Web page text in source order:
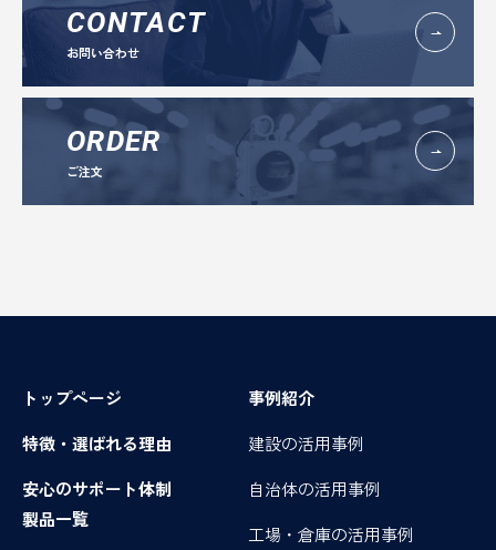
CONTACT
お問い合わせ
ORDER
ご注文
トップページ
特徴・選ばれる理由
安心のサポート体制
製品一覧
事例紹介
建設の活用事例
自治体の活用事例
工場・倉庫の活用事例